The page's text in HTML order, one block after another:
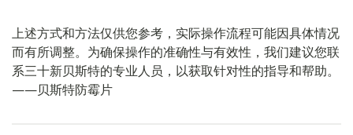
上述方式和方法仅供您参考，实际操作流程可能因具体情况
而有所调整。为确保操作的准确性与有效性，我们建议您联
系三十新贝斯特的专业人员，以获取针对性的指导和帮助。
——贝斯特防霉片